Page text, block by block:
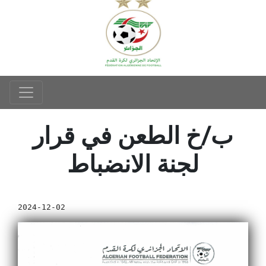
ب/خ الطعن في قرار
لجنة الانضباط
2024-12-02